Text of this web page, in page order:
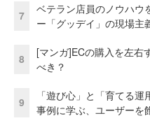
7
ベテラン店員のノウハウ
ー「グッデイ」の現場主
8
[マンガ]ECの購入を左右
べき？
9
「遊び心」と「育てる
事例に学ぶ、ユーザーを